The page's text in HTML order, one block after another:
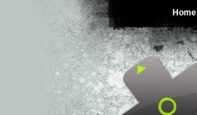
Home